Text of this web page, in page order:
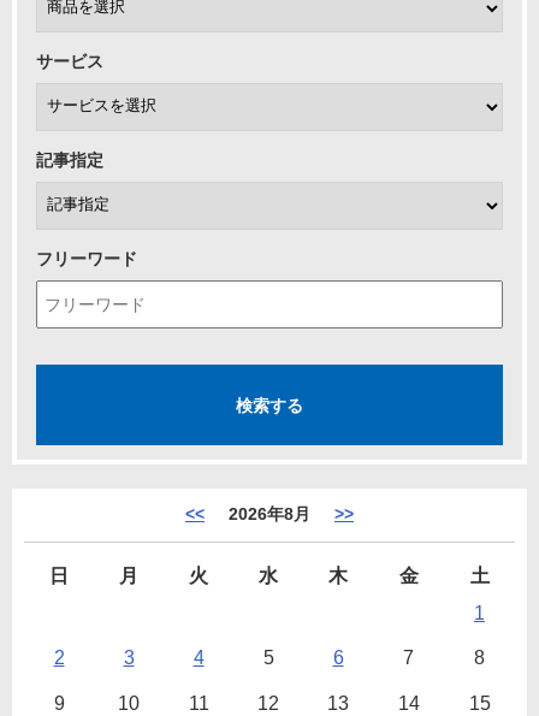
サービス
記事指定
フリーワード
<< 2026年8月 >>
日 月 火 水 木 金
土
1
2 3 4 5 6 7 8
9 10 11 12 13 14 15